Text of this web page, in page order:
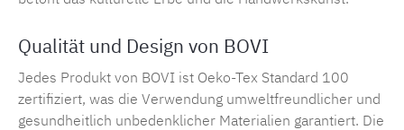
Qualität und Design von BOVI
Jedes Produkt von BOVI ist Oeko-Tex Standard 100
zertifiziert, was die Verwendung umweltfreundlicher und
gesundheitlich unbedenklicher Materialien garantiert. Die